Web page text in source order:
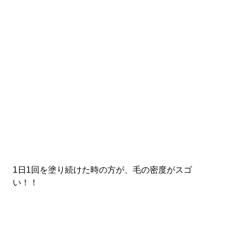
1日1回を塗り続けた時の方が、毛の密度がスゴ
い！！